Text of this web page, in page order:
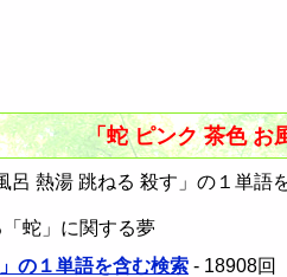
「蛇 ピンク 茶色 お
熱湯 跳ねる 殺す」の１単語
蛇」に関する夢
の１単語を含む検索 - 18908回